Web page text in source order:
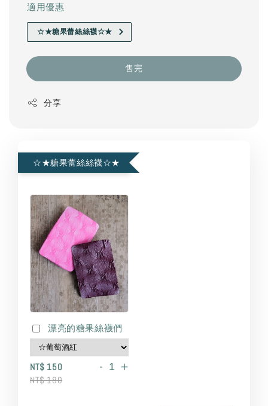
適用優惠
☆★糖果蕾絲絲襪☆★
售完
分享
☆★糖果蕾絲絲襪☆★
漂亮的糖果絲襪們
NT$ 150
NT$ 180
- +